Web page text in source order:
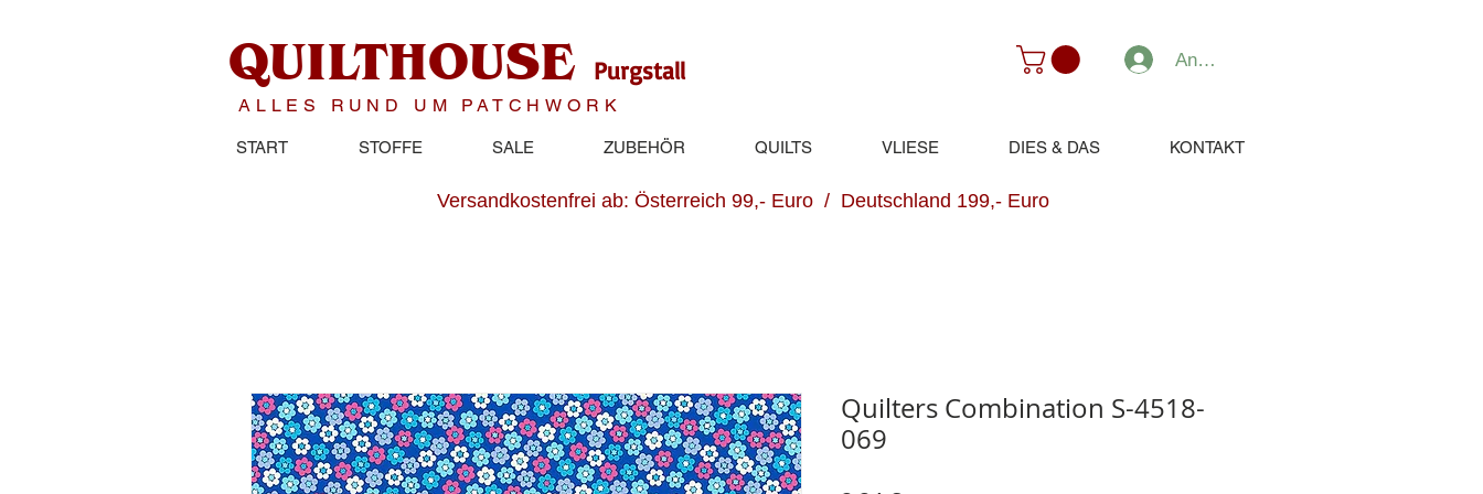
QUILTHOUSE Purgstall
ALLES RUND UM PATCHWORK
Anmelden
START STOFFE SALE ZUBEHÖR QUILTS VLIESE DIES & DAS KONTAKT
Versandkostenfrei ab: Österreich 99,- Euro / Deutschland 199,- Euro
Quilters Combination S-4518-
069